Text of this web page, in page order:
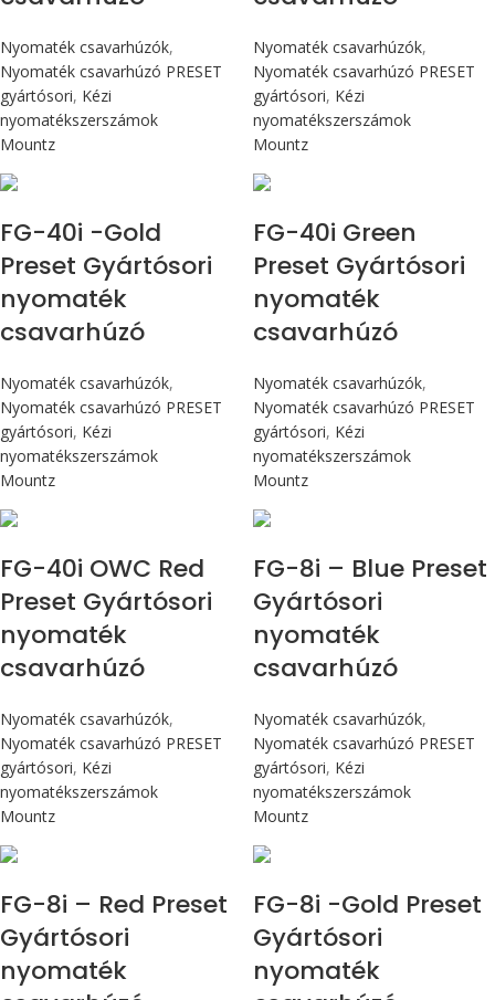
Nyomaték csavarhúzók,
Nyomaték csavarhúzó PRESET
gyártósori, Kézi
nyomatékszerszámok
Mountz
Nyomaték csavarhúzók,
Nyomaték csavarhúzó PRESET
gyártósori, Kézi
nyomatékszerszámok
Mountz
FG-40i -Gold
Preset Gyártósori
nyomaték
csavarhúzó
Nyomaték csavarhúzók,
Nyomaték csavarhúzó PRESET
gyártósori, Kézi
nyomatékszerszámok
Mountz
FG-40i Green
Preset Gyártósori
nyomaték
csavarhúzó
Nyomaték csavarhúzók,
Nyomaték csavarhúzó PRESET
gyártósori, Kézi
nyomatékszerszámok
Mountz
FG-40i OWC Red
Preset Gyártósori
nyomaték
csavarhúzó
Nyomaték csavarhúzók,
Nyomaték csavarhúzó PRESET
gyártósori, Kézi
nyomatékszerszámok
Mountz
FG-8i – Blue Preset
Gyártósori
nyomaték
csavarhúzó
Nyomaték csavarhúzók,
Nyomaték csavarhúzó PRESET
gyártósori, Kézi
nyomatékszerszámok
Mountz
FG-8i – Red Preset
Gyártósori
nyomaték
FG-8i -Gold Preset
Gyártósori
nyomaték